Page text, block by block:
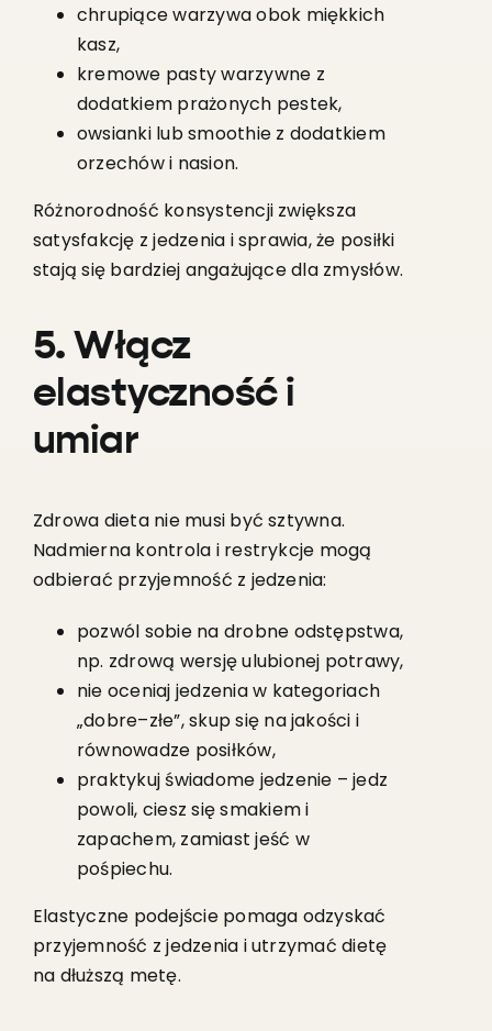
chrupiące warzywa obok miękkich
kasz,
kremowe pasty warzywne z
dodatkiem prażonych pestek,
owsianki lub smoothie z dodatkiem
orzechów i nasion.
Różnorodność konsystencji zwiększa
satysfakcję z jedzenia i sprawia, że posiłki
stają się bardziej angażujące dla zmysłów.
5. Włącz
elastyczność i
umiar
Zdrowa dieta nie musi być sztywna.
Nadmierna kontrola i restrykcje mogą
odbierać przyjemność z jedzenia:
pozwól sobie na drobne odstępstwa,
np. zdrową wersję ulubionej potrawy,
nie oceniaj jedzenia w kategoriach
„dobre–złe”, skup się na jakości i
równowadze posiłków,
praktykuj świadome jedzenie – jedz
powoli, ciesz się smakiem i
zapachem, zamiast jeść w
pośpiechu.
Elastyczne podejście pomaga odzyskać
przyjemność z jedzenia i utrzymać dietę
na dłuższą metę.